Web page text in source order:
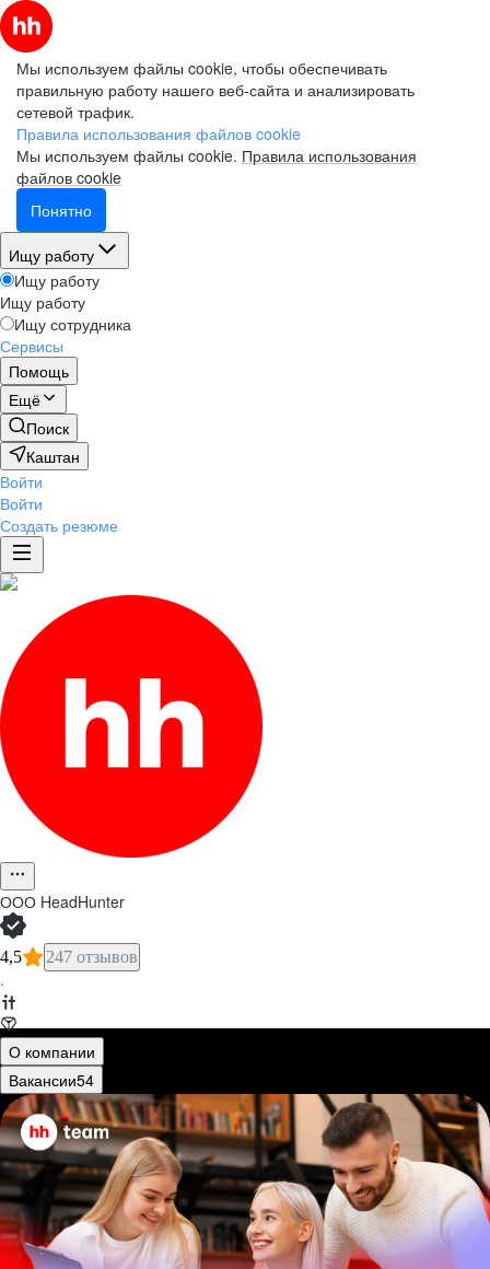
Мы используем файлы cookie, чтобы обеспечивать
правильную работу нашего веб-сайта и анализировать
сетевой трафик.
Правила использования файлов cookie
Мы используем файлы cookie. Правила использования
файлов cookie
Понятно
Ищу работу
Ищу работу
Ищу работу
Ищу сотрудника
Сервисы
Помощь
Ещё
Поиск
Каштан
Войти
Войти
Создать резюме
ООО HeadHunter
4,5 247 отзывов
·
О компании
Вакансии54